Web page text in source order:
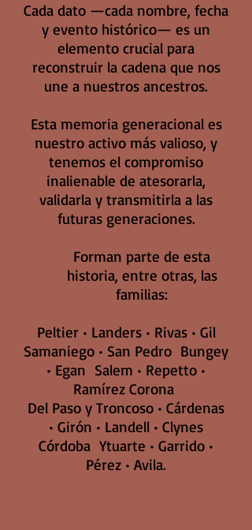
Cada dato —cada nombre, fecha
y evento histórico— es un
elemento crucial para
reconstruir la cadena que nos
une a nuestros ancestros.
Esta memoria generacional es
nuestro activo más valioso, y
tenemos el compromiso
inalienable de atesorarla,
validarla y transmitirla a las
futuras generaciones.
Forman parte de esta
historia, entre otras, las
familias:
Peltier • Landers • Rivas • Gil
Samaniego • San Pedro Bungey
• Egan Salem • Repetto •
Ramírez Corona
Del Paso y Troncoso • Cárdenas
• Girón • Landell • Clynes
Córdoba Ytuarte • Garrido •
Pérez • Avila.